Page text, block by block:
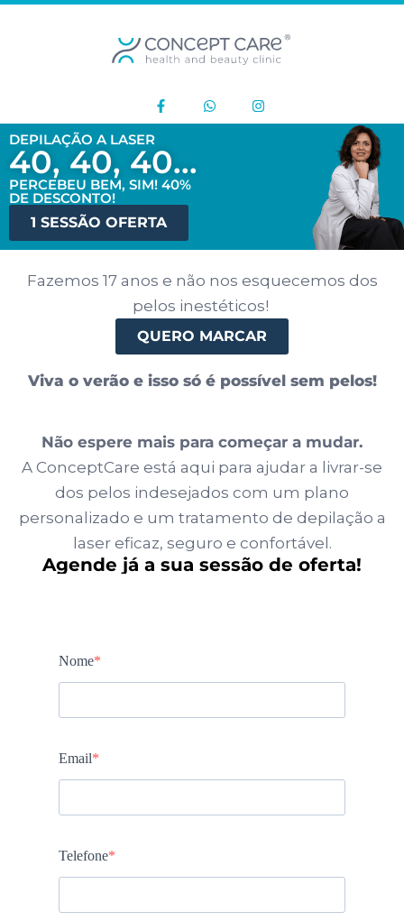
DEPILAÇÃO A LASER
40, 40, 40...
PERCEBEU BEM, SIM! 40%
DE DESCONTO!
1 SESSÃO OFERTA
Fazemos 17 anos e não nos esquecemos dos
pelos inestéticos!
QUERO MARCAR
Viva o verão e isso só é possível sem pelos!
Não espere mais para começar a mudar.
A ConceptCare está aqui para ajudar a livrar-se
dos pelos indesejados com um plano
personalizado e um tratamento de depilação a
laser eficaz, seguro e confortável.
Agende já a sua sessão de oferta!